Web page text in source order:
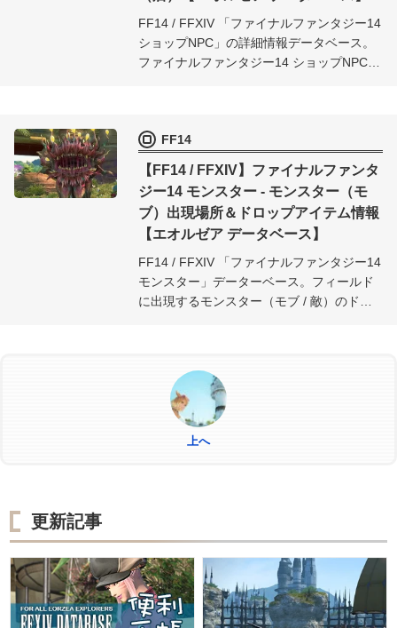
FF14 / FFXIV 「ファイナルファンタジー14
ショップNPC」の詳細情報データベース。
ファイナルファンタジー14 ショップNPCで
FF14
【FF14 / FFXIV】ファイナルファンタ
ジー14 モンスター - モンスター（モ
ブ）出現場所＆ドロップアイテム情報
【エオルゼア データベース】
FF14 / FFXIV 「ファイナルファンタジー14
モンスター」データーベース。フィールド
に出現するモンスター（モブ / 敵）のドロ
上へ
更新記事